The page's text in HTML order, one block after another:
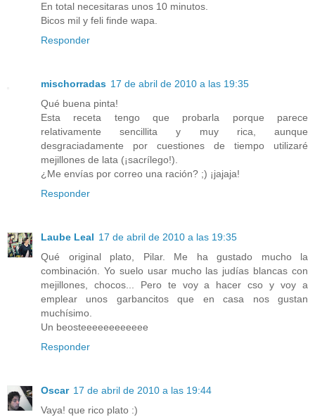
En total necesitaras unos 10 minutos.
Bicos mil y feli finde wapa.
Responder
mischorradas 17 de abril de 2010 a las 19:35
Qué buena pinta!
Esta receta tengo que probarla porque parece
relativamente sencillita y muy rica, aunque
desgraciadamente por cuestiones de tiempo utilizaré
mejillones de lata (¡sacrílego!).
¿Me envías por correo una ración? ;) ¡jajaja!
Responder
Laube Leal 17 de abril de 2010 a las 19:35
Qué original plato, Pilar. Me ha gustado mucho la
combinación. Yo suelo usar mucho las judías blancas con
mejillones, chocos... Pero te voy a hacer cso y voy a
emplear unos garbancitos que en casa nos gustan
muchísimo.
Un beosteeeeeeeeeeee
Responder
Oscar 17 de abril de 2010 a las 19:44
Vaya! que rico plato :)